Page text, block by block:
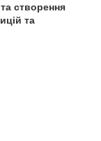
створення
та